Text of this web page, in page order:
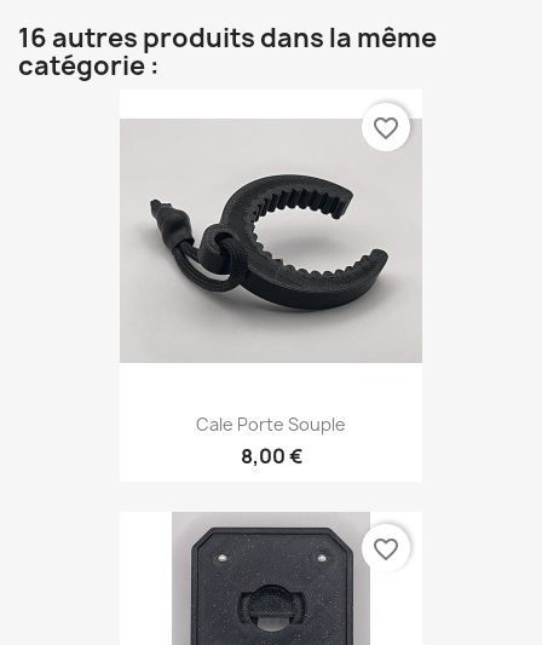
16 autres produits dans la même
catégorie :
Cale Porte Souple
8,00 €
favorite_border
favorite_border